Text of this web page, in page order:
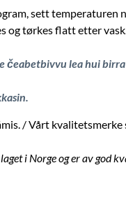
sett temperaturen
tørkes flatt etter
lea hui birra
/ Vårt kvalitetsmerke
i Norge og er av god